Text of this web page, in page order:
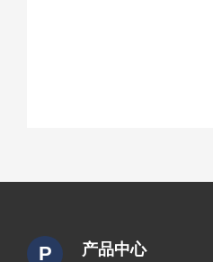
P 产品中心